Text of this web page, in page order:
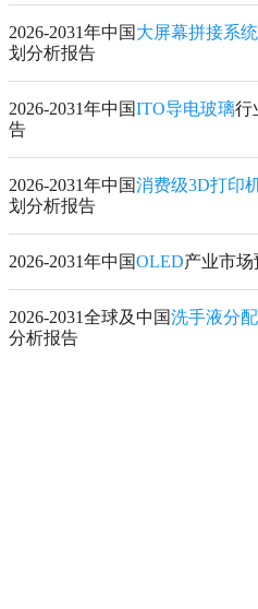
2026-2031年中国 大屏幕拼接系统
划分析报告
2026-2031年中国ITO导电玻璃行
告
2026-2031年中国消费级3D打印
划分析报告
2026-2031年中国OLED产业市
2026-2031全球及中国洗手液分
分析报告